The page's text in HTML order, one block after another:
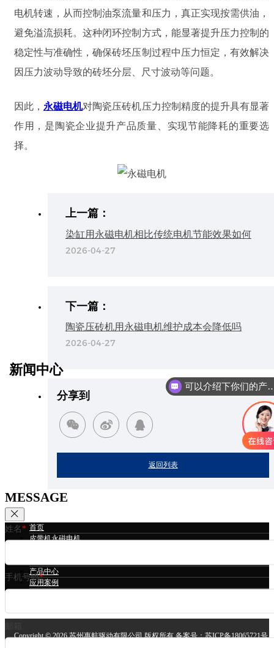
新闻中心
电机转速，从而控制油泵流量和压力，真正实现按需供油，
避免溢流损耗。这种闭环控制方式，能显著提升压力控制的
稳定性与准确性，确保砖坯压制过程中压力恒定，有效解决
因压力波动导致的砖坯分层、尺寸波动等问题。
因此， 永磁电机对陶瓷压砖机压力控制精度的提升具有显著
作用，是陶瓷企业提升产品质量、实现节能降耗的重要选
择。
上一篇：
染缸用永磁电机相比传统电机节能效果如何
2026-04-27
下一篇：
陶瓷压砖机用永磁电机维护成本会降低吗
2026-04-27
分享到
返回列表
首页
皮带机永磁电机
产品中心
应用案例
Copyright ©2026 苏州惠航驱动有限公司 版权所有 备案号：苏ICP备18065721号
MESSAGE
姓名*
手机号码*
邮箱
可以介绍下你